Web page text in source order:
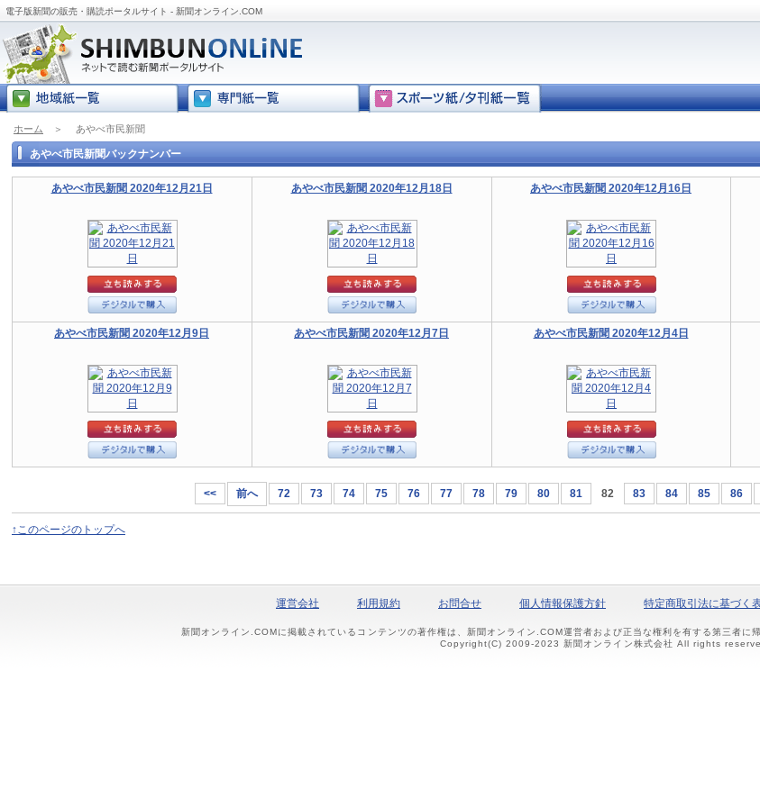
電子版新聞の販売・購読ポータルサイト - 新聞オンライン.COM
ホーム ＞ あやべ市民新聞
あやべ市民新聞バックナンバー
あやべ市民新聞 2020年12月21日 あやべ市民新聞 2020年12月18日 あやべ市民新聞 2020年12月16日
あやべ市民新聞 2020年12月9日 あやべ市民新聞 2020年12月7日 あやべ市民新聞 2020年12月4日
<< 前へ 72 73 74 75 76 77 78 79 80 81 82 83 84 85 86
↑このページのトップへ
運営会社 利用規約 お問合せ 個人情報保護方針 特定商取引法に基づく
新聞オンライン.COMに掲載されているコンテンツの著作権は、新聞オンライン.COM運営者および正当な権利を有する第三者に
Copyright(C) 2009-2023 新聞オンライン株式会社 All rights